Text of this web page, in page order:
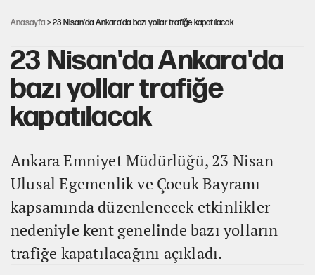
Anasayfa > 23 Nisan'da Ankara'da bazı yollar trafiğe kapatılacak
23 Nisan'da Ankara'da
bazı yollar trafiğe
kapatılacak
Ankara Emniyet Müdürlüğü, 23 Nisan
Ulusal Egemenlik ve Çocuk Bayramı
kapsamında düzenlenecek etkinlikler
nedeniyle kent genelinde bazı yolların
trafiğe kapatılacağını açıkladı.